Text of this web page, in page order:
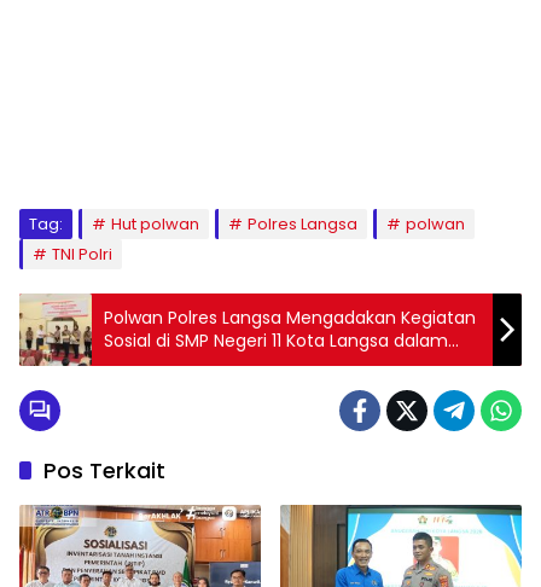
Tag: Hut polwan Polres Langsa
polwan
TNI Polri
Polwan Polres Langsa Mengadakan Kegiatan
Sosial di SMP Negeri 11 Kota Langsa dalam
Rangka HUT ke-76 Polwan RI
Pos Terkait